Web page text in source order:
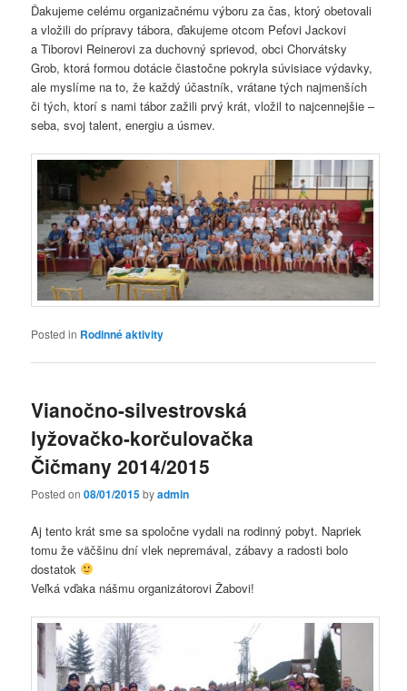
Ďakujeme celému organizačnému výboru za čas, ktorý obetovali
a vložili do prípravy tábora, ďakujeme otcom Peťovi Jackovi
a Tiborovi Reinerovi za duchovný sprievod, obci Chorvátsky
Grob, ktorá formou dotácie čiastočne pokryla súvisiace výdavky,
ale myslíme na to, že každý účastník, vrátane tých najmenších
či tých, ktorí s nami tábor zažili prvý krát, vložil to najcennejšie –
seba, svoj talent, energiu a úsmev.
Posted in Rodinné aktivity
Vianočno-silvestrovská
lyžovačko-korčulovačka
Čičmany 2014/2015
Posted on08/01/2015byadmin
Aj tento krát sme sa spoločne vydali na rodinný pobyt. Napriek
tomu že väčšinu dní vlek nepremával, zábavy a radosti bolo
dostatok
Veľká vďaka nášmu organizátorovi Žabovi!